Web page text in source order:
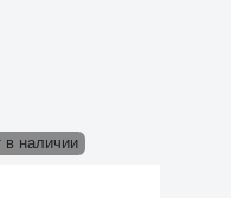
в наличии